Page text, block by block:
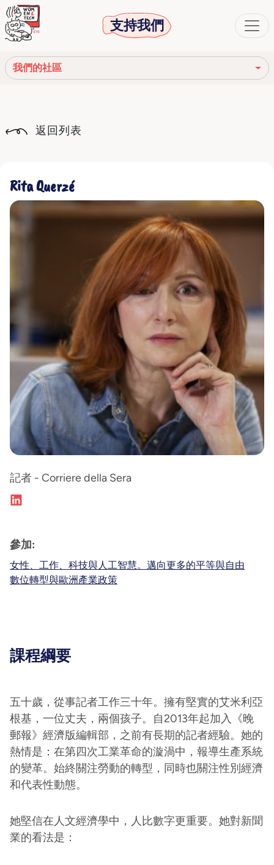
支持我們
我們的社區
我們的網絡
我們的社區
返回列表
Rita Querzé
記者 - Corriere della Sera
參加:
女性、工作、科技與人工智慧。邁向更多的平等與自由
數位轉型與歐洲產業政策
課程綱要
五十歲，從事記者工作三十年。擁有堅實的艾米利亞
根基，一位丈夫，兩個孩子。自2013年起加入《晚
郵報》經濟版編輯部，之前有長期的記者經驗。她的
熱情是：在第四次工業革命的漩渦中，報導生產系統
的變革。始終關注勞動的轉型，同時也關注性別經濟
和代表性動態。
她堅信在人文經濟學中，人比數字更重要。她對新聞
業的看法是：